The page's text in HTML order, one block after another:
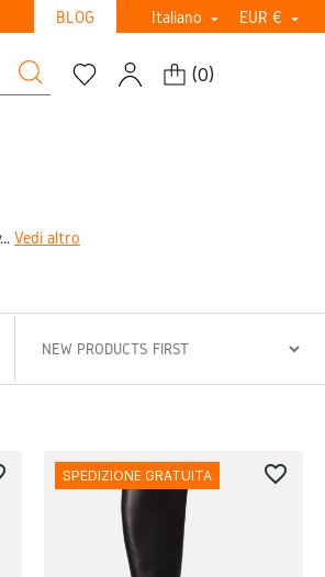
BLOG Italiano  EUR € 
(0)
Vedi altro
SPEDIZIONE GRATUITA favorite_border